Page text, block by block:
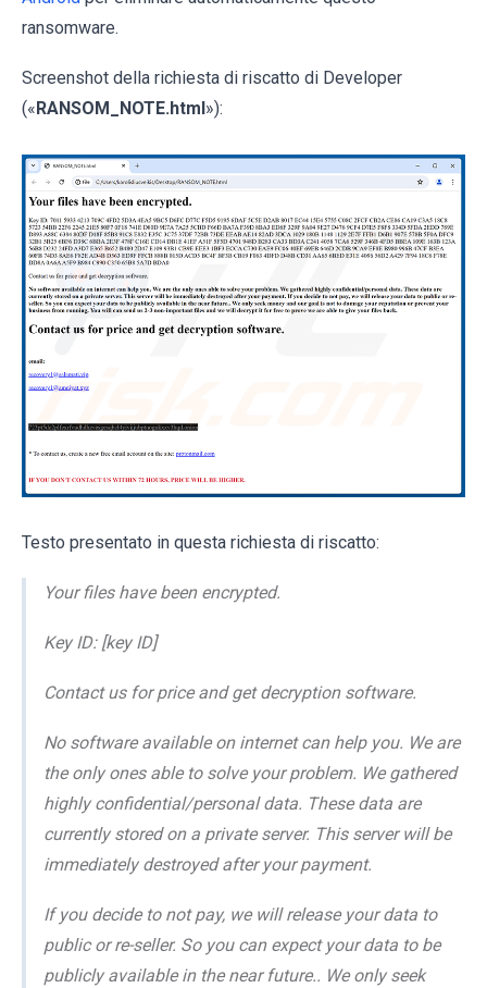
ransomware.
Screenshot della richiesta di riscatto di Developer
(«RANSOM_NOTE.html»):
Testo presentato in questa richiesta di riscatto:
Your files have been encrypted.
Key ID: [key ID]
Contact us for price and get decryption software.
No software available on internet can help you. We are
the only ones able to solve your problem. We gathered
highly confidential/personal data. These data are
currently stored on a private server. This server will be
immediately destroyed after your payment.
If you decide to not pay, we will release your data to
public or re-seller. So you can expect your data to be
publicly available in the near future.. We only seek